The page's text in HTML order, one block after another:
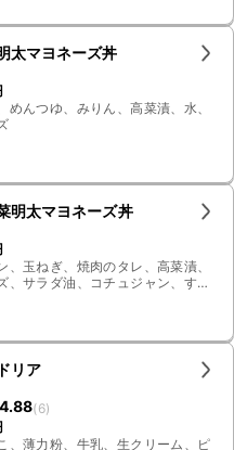
太マヨネーズ丼
めんつゆ、みりん、高菜漬、水、
明太マヨネーズ丼
、玉ねぎ、焼肉のタレ、高菜漬、
、サラダ油、コチュジャン、すり
リア
4.88(6)
、薄力粉、牛乳、生クリーム、ピ